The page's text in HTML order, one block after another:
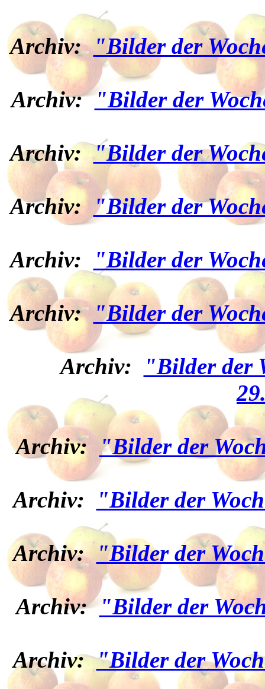
Archiv:"Bilder der
Archiv:"Bilder der
Archiv:"Bilder der
Archiv: "Bilder der
Archiv: "Bilder der
Archiv: "Bilder der
Archiv:
"Bilder der
Archiv: "Bilder der
Archiv: "Bilder der
Archiv: "Bilder der
Archiv: "Bilder der
Archiv:"Bilder der